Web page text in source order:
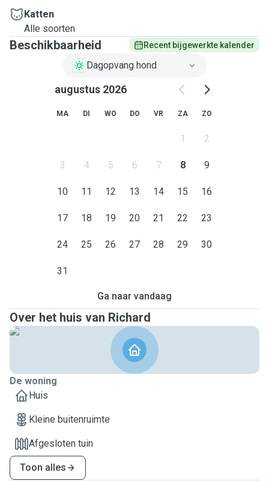
Katten
Alle soorten
Beschikbaarheid Recent bijgewerkte kalender
Dagopvang hond
augustus 2026
MA DI WO DO VR ZA ZO
1 2
3 4 5 6 7 8 9
10 11 12 13 14 15 16
17 18 19 20 21 22 23
24 25 26 27 28 29 30
31
Ga naar vandaag
Over het huis van Richard
De woning
Huis
Kleine buitenruimte
Afgesloten tuin
Toon alles